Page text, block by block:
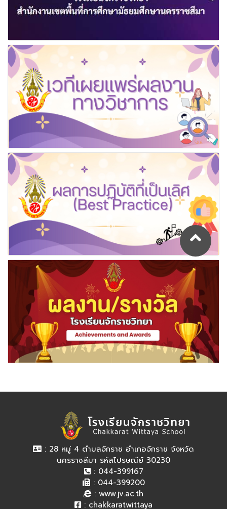
: 28 หมู่ 4 ตำบลจักราช อำเภอจักราช จังหวัด
นครราชสีมา รหัสไปรษณีย์ 30230
: 044-399167
: 044-399200
: www.jv.ac.th
: chakkaratwittaya